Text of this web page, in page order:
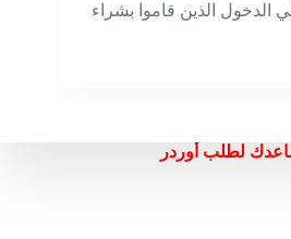
الذين قاموا بشراء
لطلب أوردر